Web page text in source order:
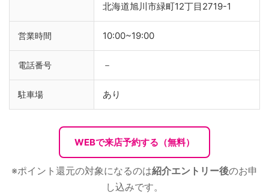
北海道旭川市緑町12丁目2719-1
営業時間 10:00~19:00
電話番号 －
駐車場 あり
WEBで来店予約する（無料）
※ポイント還元の対象になるのは紹介エントリー後のお申
し込みです。